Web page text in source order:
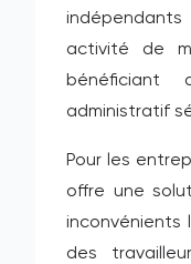
activité de
bénéficiant
administratif
Pour les
offre une
inconvénients
des